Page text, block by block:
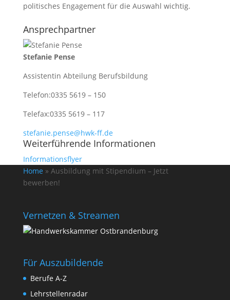
politisches Engagement für die Auswahl wichtig.
Ansprechpartner
Stefanie Pense
Assistentin Abteilung Berufsbildung
Telefon:0335 5619 – 150
Telefax:0335 5619 – 117
stefanie.pense@hwk-ff.de
Weiterführende Informationen
Informationsflyer
Home » Ausbildung mit Stipendium – Jetzt
bewerben!
Vernetzen & Streamen
Für Auszubildende
Berufe A-Z
Lehrstellenradar